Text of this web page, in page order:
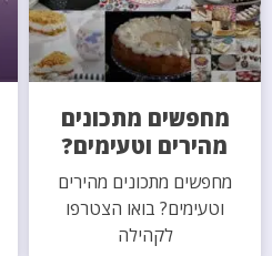
מחפשים מתכונים
מהירים וטעימים?
מחפשים מתכונים מהירים
וטעימים? בואו הצטרפו
לקהילה